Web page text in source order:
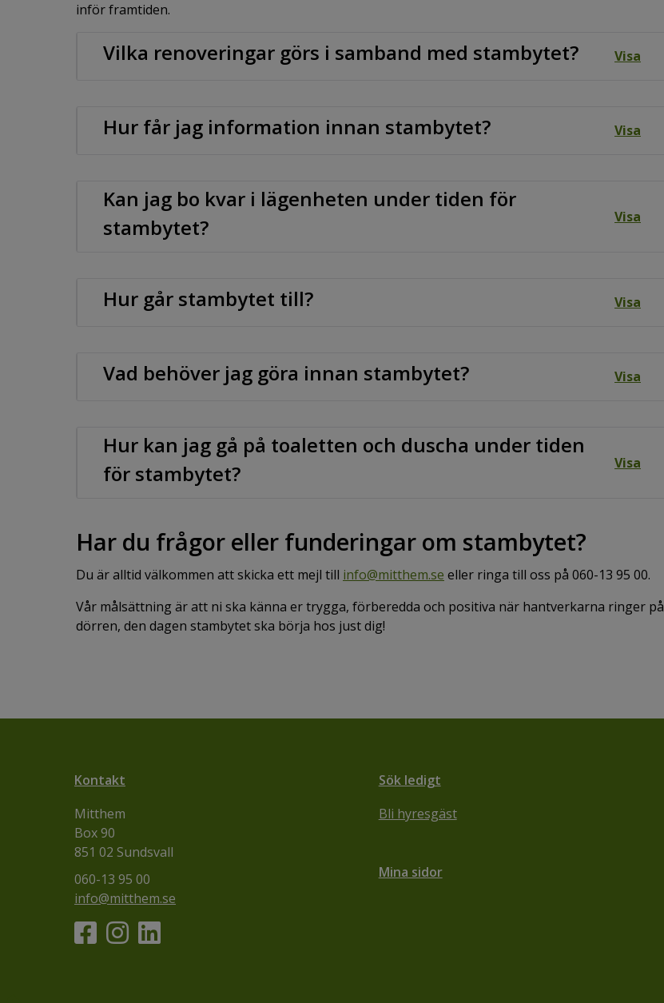
inför framtiden.
Vilka renoveringar görs i samband med stambytet? Visa
Hur får jag information innan stambytet? Visa
Kan jag bo kvar i lägenheten under tiden för
stambytet?
Visa
Hur går stambytet till? Visa
Vad behöver jag göra innan stambytet? Visa
Hur kan jag gå på toaletten och duscha under tiden
för stambytet?
Visa
Har du frågor eller funderingar om stambytet?
Du är alltid välkommen att skicka ett mejl till info@mitthem.se eller ringa till oss på 060-13 95 00.
Vår målsättning är att ni ska känna er trygga, förberedda och positiva när hantverkarna ringer på
dörren, den dagen stambytet ska börja hos just dig!
Kontakt
Mitthem
Box 90
851 02 Sundsvall
060-13 95 00
info@mitthem.se
Sök ledigt
Bli hyresgäst
Mina sidor